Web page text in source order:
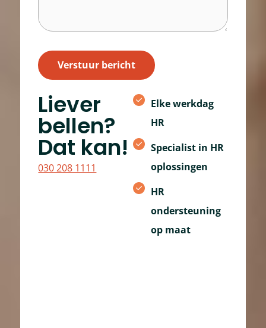
geïnteresseerd
Verstuur bericht
Liever
bellen?
Dat kan!
030 208 1111
Elke werkdag
HR
Specialist in HR
oplossingen
HR
ondersteuning
op maat